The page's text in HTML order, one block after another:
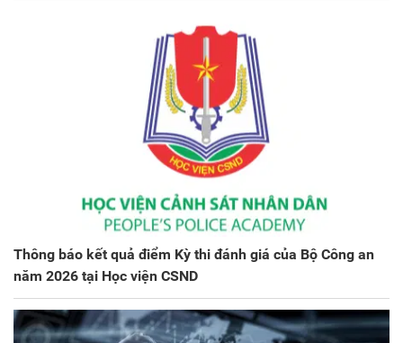
Thông báo kết quả điểm Kỳ thi đánh giá của Bộ Công an
năm 2026 tại Học viện CSND